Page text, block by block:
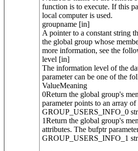
function is to execute. If this
local computer is used.
groupname [in]
A pointer to a constant string
the global group whose
more information, see the
level [in]
The information level of the
parameter can be one of the
ValueMeaning
0Return the global group's
parameter points to an array of
GROUP_USERS_INFO_0
1Return the global group's
attributes. The bufptr
GROUP_USERS_INFO_1